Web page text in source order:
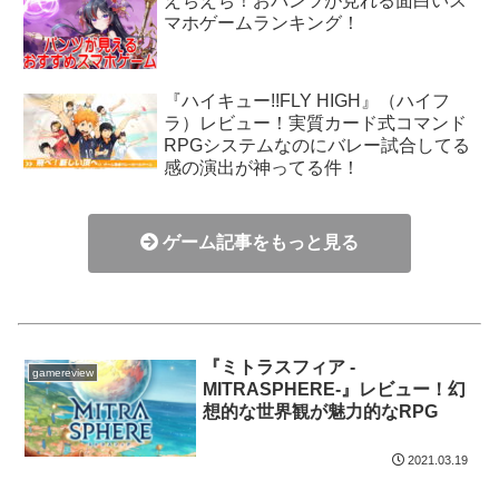
マホゲームランキング！
『ハイキュー!!FLY HIGH』（ハイフ
ラ）レビュー！実質カード式コマンド
RPGシステムなのにバレー試合してる
感の演出が神ってる件！
ゲーム記事をもっと見る
gamereview
『ミトラスフィア -
MITRASPHERE-』レビュー！幻
想的な世界観が魅力的なRPG
2021.03.19